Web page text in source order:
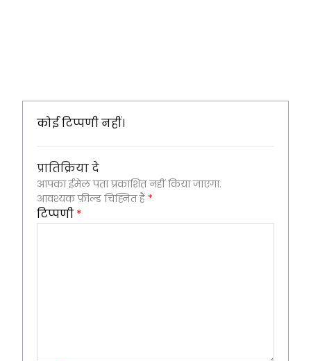
कोई टिप्पणी नहीं।
प्रातिक्रिया दे
आपका ईमेल पता प्रकाशित नहीं किया जाएगा.
आवश्यक फ़ील्ड चिह्नित हैं *
टिप्पणी *